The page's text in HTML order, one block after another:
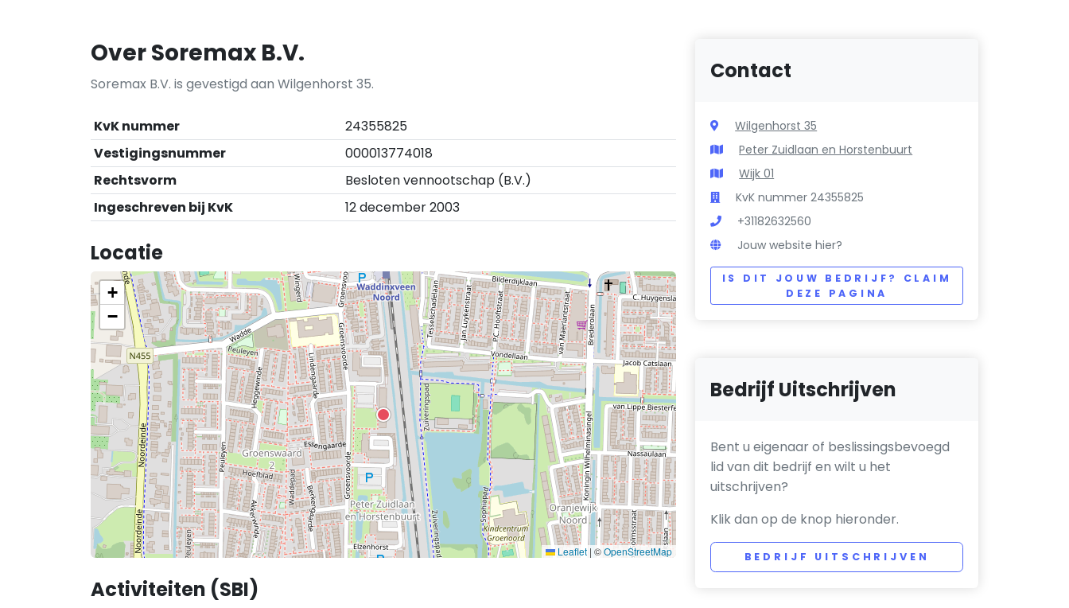
Over Soremax B.V.
Soremax B.V. is gevestigd aan Wilgenhorst 35.
KvK nummer
24355825
Vestigingsnummer
000013774018
Rechtsvorm
Besloten vennootschap (B.V.)
Ingeschreven bij KvK
12 december 2003
Locatie
+
−
Leaflet | ©OpenStreetMap
Activiteiten (SBI)
Contact
Wilgenhorst 35
Peter Zuidlaan en Horstenbuurt
Wijk 01
KvK nummer 24355825
+31182632560
Jouw website hier?
IS DIT JOUW BEDRIJF? CLAIM
DEZE PAGINA
Bedrijf Uitschrijven
Bent u eigenaar of beslissingsbevoegd
lid van dit bedrijf en wilt u het
uitschrijven?
Klik dan op de knop hieronder.
BEDRIJF UITSCHRIJVEN